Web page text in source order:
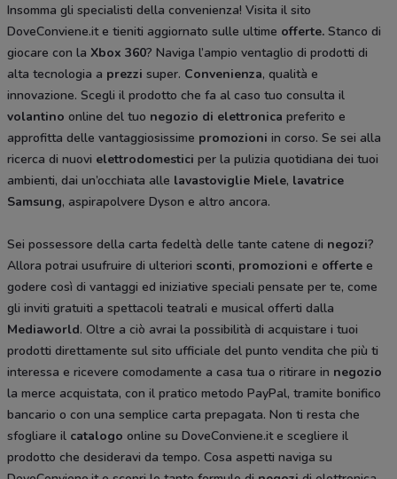
Insomma gli specialisti della convenienza! Visita il sito
DoveConviene.it e tieniti aggiornato sulle ultime offerte. Stanco di
giocare con la Xbox 360? Naviga l’ampio ventaglio di prodotti di
alta tecnologia a prezzi super. Convenienza, qualità e
innovazione. Scegli il prodotto che fa al caso tuo consulta il
volantino online del tuo negozio di elettronica preferito e
approfitta delle vantaggiosissime promozioni in corso. Se sei alla
ricerca di nuovi elettrodomestici per la pulizia quotidiana dei tuoi
ambienti, dai un’occhiata alle lavastoviglie Miele, lavatrice
Samsung, aspirapolvere Dyson e altro ancora.
Sei possessore della carta fedeltà delle tante catene di negozi?
Allora potrai usufruire di ulteriori sconti, promozioni e offerte e
godere così di vantaggi ed iniziative speciali pensate per te, come
gli inviti gratuiti a spettacoli teatrali e musical offerti dalla
Mediaworld. Oltre a ciò avrai la possibilità di acquistare i tuoi
prodotti direttamente sul sito ufficiale del punto vendita che più ti
interessa e ricevere comodamente a casa tua o ritirare in negozio
la merce acquistata, con il pratico metodo PayPal, tramite bonifico
bancario o con una semplice carta prepagata. Non ti resta che
sfogliare il catalogo online su DoveConviene.it e scegliere il
prodotto che desideravi da tempo. Cosa aspetti naviga su